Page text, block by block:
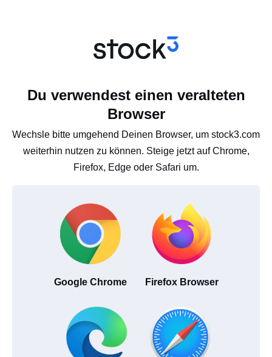
Du verwendest einen veralteten
Browser
Wechsle bitte umgehend Deinen Browser, um stock3.com
weiterhin nutzen zu können. Steige jetzt auf Chrome,
Firefox, Edge oder Safari um.
Google Chrome Firefox Browser